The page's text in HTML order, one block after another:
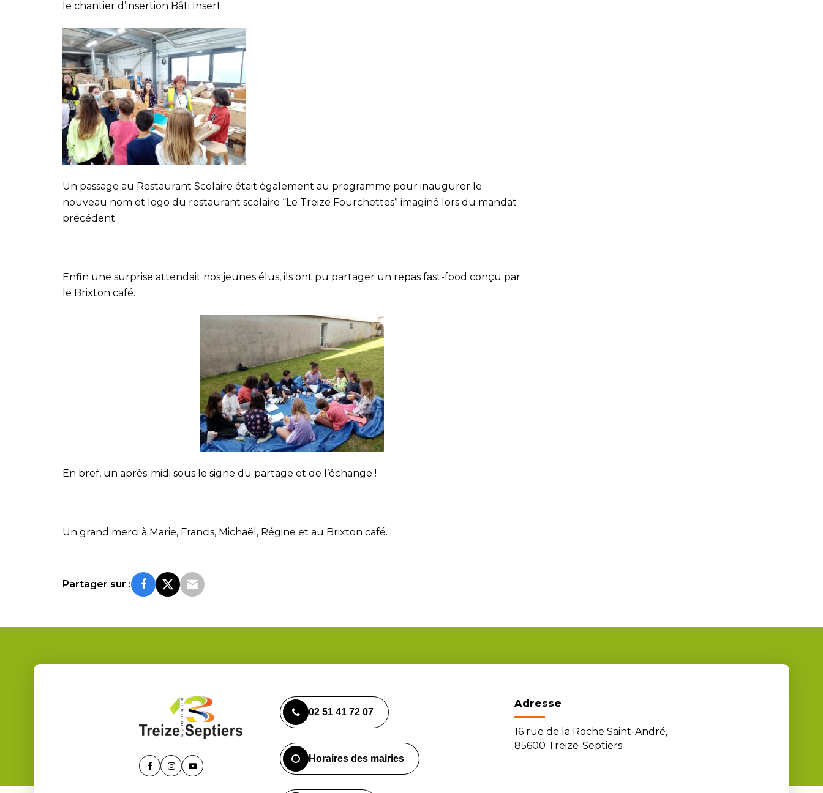
le chantier d’insertion Bâti Insert.
Un passage au Restaurant Scolaire était également au programme pour inaugurer le
nouveau nom et logo du restaurant scolaire “Le Treize Fourchettes” imaginé lors du mandat
précédent.
Enfin une surprise attendait nos jeunes élus, ils ont pu partager un repas fast-food conçu par
le Brixton café.
En bref, un après-midi sous le signe du partage et de l’échange !
Un grand merci à Marie, Francis, Michaël, Régine et au Brixton café.
Partager sur :
Lien Lien Lien
02 51 41 72 07
Horaires des mairies
Adresse
16 rue de la Roche Saint-André,
85600 Treize-Septiers